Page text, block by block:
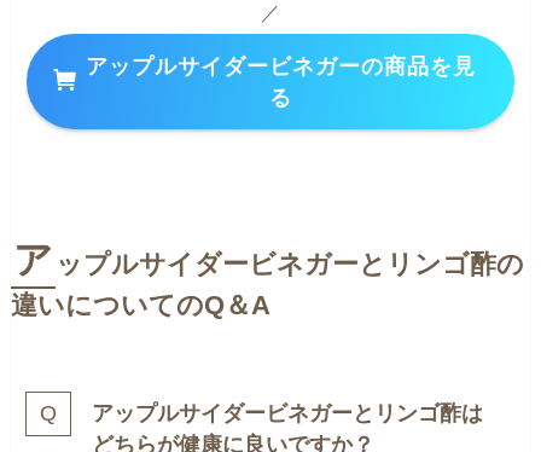
／
アップルサイダービネガーの商品を見
る
ア ップルサイダービネガーとリンゴ酢の
違いについてのQ＆A
アップルサイダービネガーとリンゴ酢は
どちらが健康に良いですか？